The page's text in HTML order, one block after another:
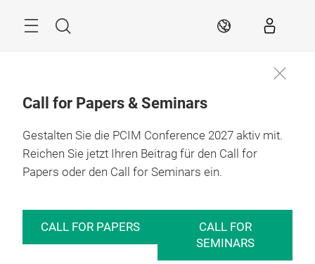
Suche DE
Call for Papers & Seminars
Gestalten Sie die PCIM Conference 2027 aktiv mit.
Reichen Sie jetzt Ihren Beitrag für den Call for
Papers oder den Call for Seminars ein.
CALL FOR PAPERS
CALL FOR
SEMINARS